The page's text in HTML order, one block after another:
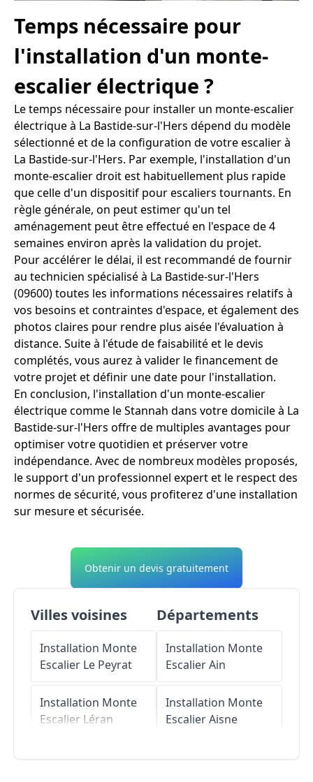
Temps nécessaire pour
l'installation d'un monte-
escalier électrique ?
Le temps nécessaire pour installer un monte-escalier
électrique à La Bastide-sur-l'Hers dépend du modèle
sélectionné et de la configuration de votre escalier à
La Bastide-sur-l'Hers. Par exemple, l'installation d'un
monte-escalier droit est habituellement plus rapide
que celle d'un dispositif pour escaliers tournants. En
règle générale, on peut estimer qu'un tel
aménagement peut être effectué en l'espace de 4
semaines environ après la validation du projet.
Pour accélérer le délai, il est recommandé de fournir
au technicien spécialisé à La Bastide-sur-l'Hers
(09600) toutes les informations nécessaires relatifs à
vos besoins et contraintes d'espace, et également des
photos claires pour rendre plus aisée l'évaluation à
distance. Suite à l'étude de faisabilité et le devis
complétés, vous aurez à valider le financement de
votre projet et définir une date pour l'installation.
En conclusion, l'installation d'un monte-escalier
électrique comme le Stannah dans votre domicile à La
Bastide-sur-l'Hers offre de multiples avantages pour
optimiser votre quotidien et préserver votre
indépendance. Avec de nombreux modèles proposés,
le support d'un professionnel expert et le respect des
normes de sécurité, vous profiterez d'une installation
sur mesure et sécurisée.
Obtenir un devis gratuitement
Villes voisines
Installation Monte
Escalier Le Peyrat
Installation Monte
Escalier Léran
Installation Monte
Départements
Installation Monte
EscalierAin
Installation Monte
EscalierAisne
Installation Monte